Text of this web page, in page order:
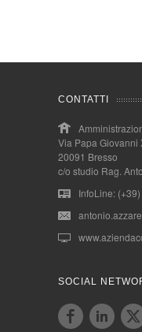
CONTATTI
Via Papa Giovanni
20091 Bresso
c/o studio Rag.
InfoLine:
SOCIAL